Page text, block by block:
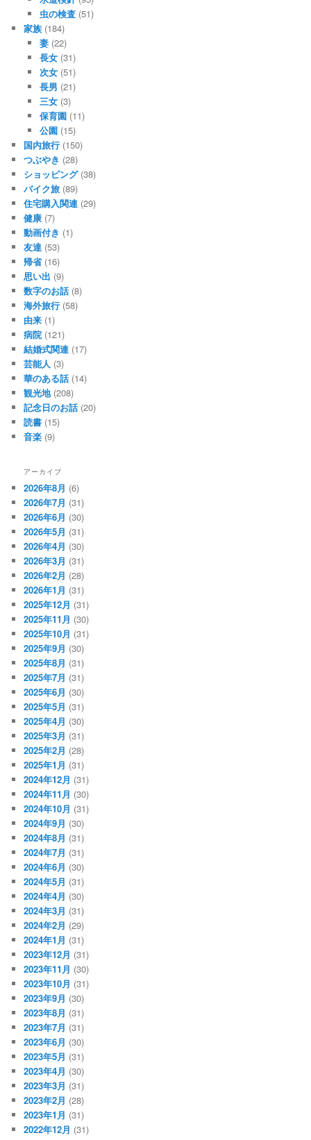
虫の検査(51)
家族 (184)
妻(22)
長女(31)
次女(51)
長男 (21)
三女(3)
保育園(11)
公園(15)
国内旅行 (150)
つぶやき (28)
ショッピング(38)
バイク旅 (89)
住宅購入関連 (29)
健康 (7)
動画付き (1)
友達 (53)
帰省(16)
思い出 (9)
数字のお話 (8)
海外旅行 (58)
由来 (1)
病院 (121)
結婚式関連 (17)
芸能人 (3)
華のある話 (14)
観光地(208)
記念日のお話 (20)
読書 (15)
音楽 (9)
アーカイブ
2026年8月 (6)
2026年7月 (31)
2026年6月 (30)
2026年5月 (31)
2026年4月 (30)
2026年3月 (31)
2026年2月 (28)
2026年1月 (31)
2025年12月 (31)
2025年11月 (30)
2025年10月 (31)
2025年9月 (30)
2025年8月 (31)
2025年7月 (31)
2025年6月 (30)
2025年5月 (31)
2025年4月 (30)
2025年3月 (31)
2025年2月 (28)
2025年1月 (31)
2024年12月 (31)
2024年11月 (30)
2024年10月 (31)
2024年9月 (30)
2024年8月 (31)
2024年7月 (31)
2024年6月 (30)
2024年5月 (31)
2024年4月 (30)
2024年3月 (31)
2024年2月 (29)
2024年1月 (31)
2023年12月 (31)
2023年11月 (30)
2023年10月 (31)
2023年9月 (30)
2023年8月 (31)
2023年7月 (31)
2023年6月 (30)
2023年5月 (31)
2023年4月 (30)
2023年3月 (31)
2023年2月 (28)
2023年1月 (31)
2022年12月 (31)